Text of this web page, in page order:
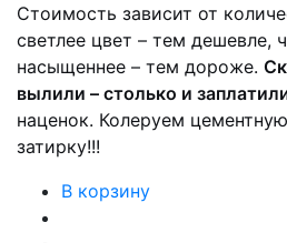
Стоимость зависит от
светлее цвет – тем дешевле,
насыщеннее – тем дороже.
вылили – столько и
наценок. Колеруем
затирку!!!
В корзину